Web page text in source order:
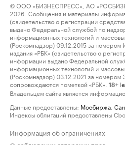
© ООО «БИЗНЕСПРЕСС», АО
2026. Сообщения и материалы
(свидетельство о регистрации
выдано Федеральной службой по
информационных технологий и
(Роскомнадзор) 09.12.2015 за
издания «РБК» (свидетельство о
информации выдано Федеральной
информационных технологий и
(Роскомнадзор) 03.12.2021 за
сопровождаются пометкой «РБК».
18+
Владельцем сайта является
Данные предоставлены: Мосбиржа
Индексы облигаций предоставлены
Информация об ограничениях